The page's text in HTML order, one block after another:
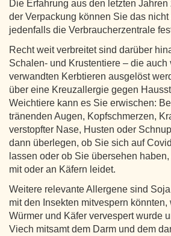
Die Erfahrung aus den letzten
der Verpackung können Sie das
jedenfalls die Verbraucherzentrale
Recht weit verbreitet sind darüber
Schalen- und Krustentiere – die auch
verwandten Kerbtieren ausgelöst
über eine Kreuzallergie gegen
Weichtiere kann es Sie erwischen:
tränenden Augen, Kopfschmerzen,
verstopfter Nase, Husten oder
dann überlegen, ob Sie sich auf
lassen oder ob Sie übersehen
mit oder an Käfern leidet.
Weitere relevante Allergene sind
mit den Insekten mitvespern
Würmer und Käfer vervespert wurde
Viech mitsamt dem Darm und dem